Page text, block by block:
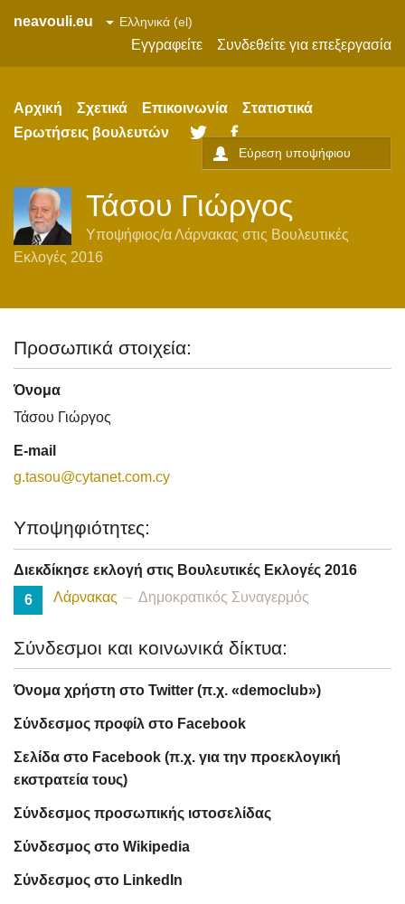
neavouli.eu
Εγγραφείτε
Συνδεθείτε για επεξεργασία
Αρχική Σχετικά Επικοινωνία
Στατιστικά
Ερωτήσεις βουλευτών
Twitter
Τάσου Γιώργος
Υποψήφιος/αΛάρνακας στις Βουλευτικές
Εκλογές 2016
Προσωπικά στοιχεία:
Όνομα
Τάσου Γιώργος
E-mail
g.tasou@cytanet.com.cy
Υποψηφιότητες:
Διεκδίκησε εκλογή στις Βουλευτικές Εκλογές 2016
6
Λάρνακας Δημοκρατικός Συναγερμός
Σύνδεσμοι και κοινωνικά δίκτυα:
Όνομα χρήστη στο Twitter (π.χ. «democlub»)
Σύνδεσμος προφίλ στο Facebook
Σελίδα στο Facebook (π.χ. για την προεκλογική
εκστρατεία τους)
Σύνδεσμος προσωπικής ιστοσελίδας
Σύνδεσμος στο Wikipedia
Σύνδεσμος στο LinkedIn